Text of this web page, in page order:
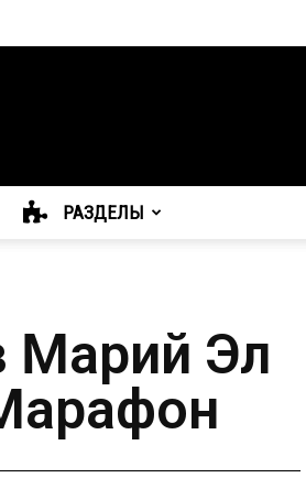
РАЗДЕЛЫ
Марий Эл